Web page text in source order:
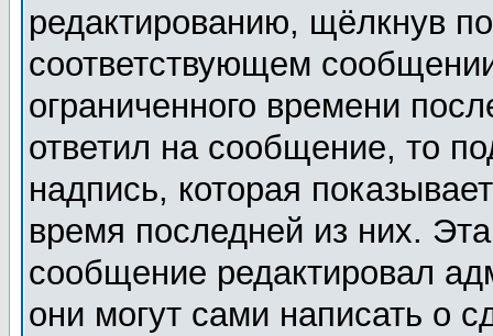
редактированию, щёлкнув
соответствующем
ограниченного времени
ответил на сообщение, то
надпись, которая
время последней из них.
сообщение редактировал
они могут сами написать о